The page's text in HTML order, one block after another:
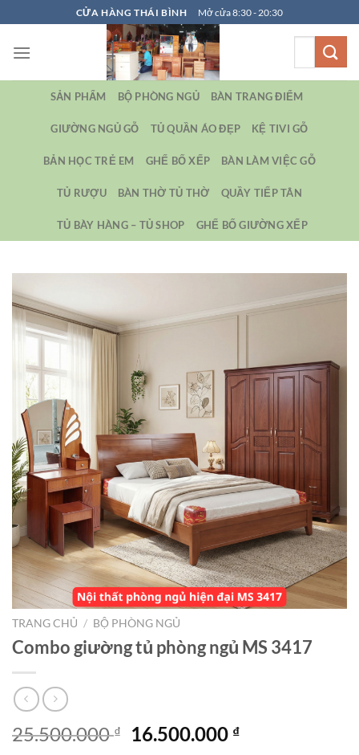
qua
nội
CỬA HÀNG THÁI BÌNH Mở cửa 8:30 - 20:30
SẢN PHẨM BỘ PHÒNG NGỦ BÀN TRANG ĐIỂM
GIƯỜNG NGỦ GỖ TỦ QUẦN ÁO ĐẸP KỆ TIVI GỖ
BẢN HỌC TRẺ EM GHẾ BỐ XẾP BÀN LÀM VIỆC GỖ
TỦ RƯỢU BÀN THỜ TỦ THỜ QUẦY TIẾP TÂN
TỦ BÀY HÀNG – TỦ SHOP GHẾ BỐ GIƯỜNG XẾP
TRANG CHỦ / BỘ PHÒNG NGỦ
Combo giường tủ phòng ngủ MS 3417
25.500.000₫
Giá
16.500.000 ₫Giá